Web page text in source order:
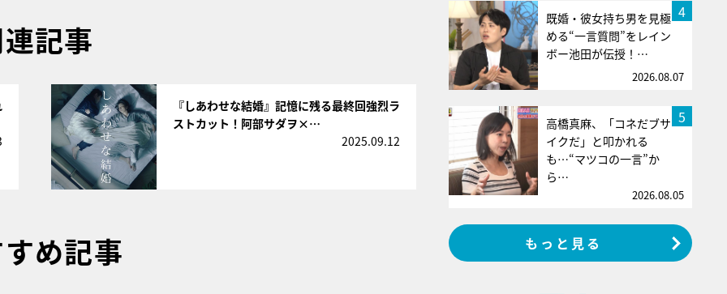
記事
『しあわせな結婚』記憶に残る最終回強烈ラ
ストカット！阿部サダヲ×…
2025.09.12
め記事
4
既婚・彼女持ち男を見極
める“一言質問”をレイン
ボー池田が伝授！…
2026.08.07
5
高橋真麻、「コネだブサ
イクだ」と叩かれる
も…“マツコの一言”か
ら…
2026.08.05
もっと見る